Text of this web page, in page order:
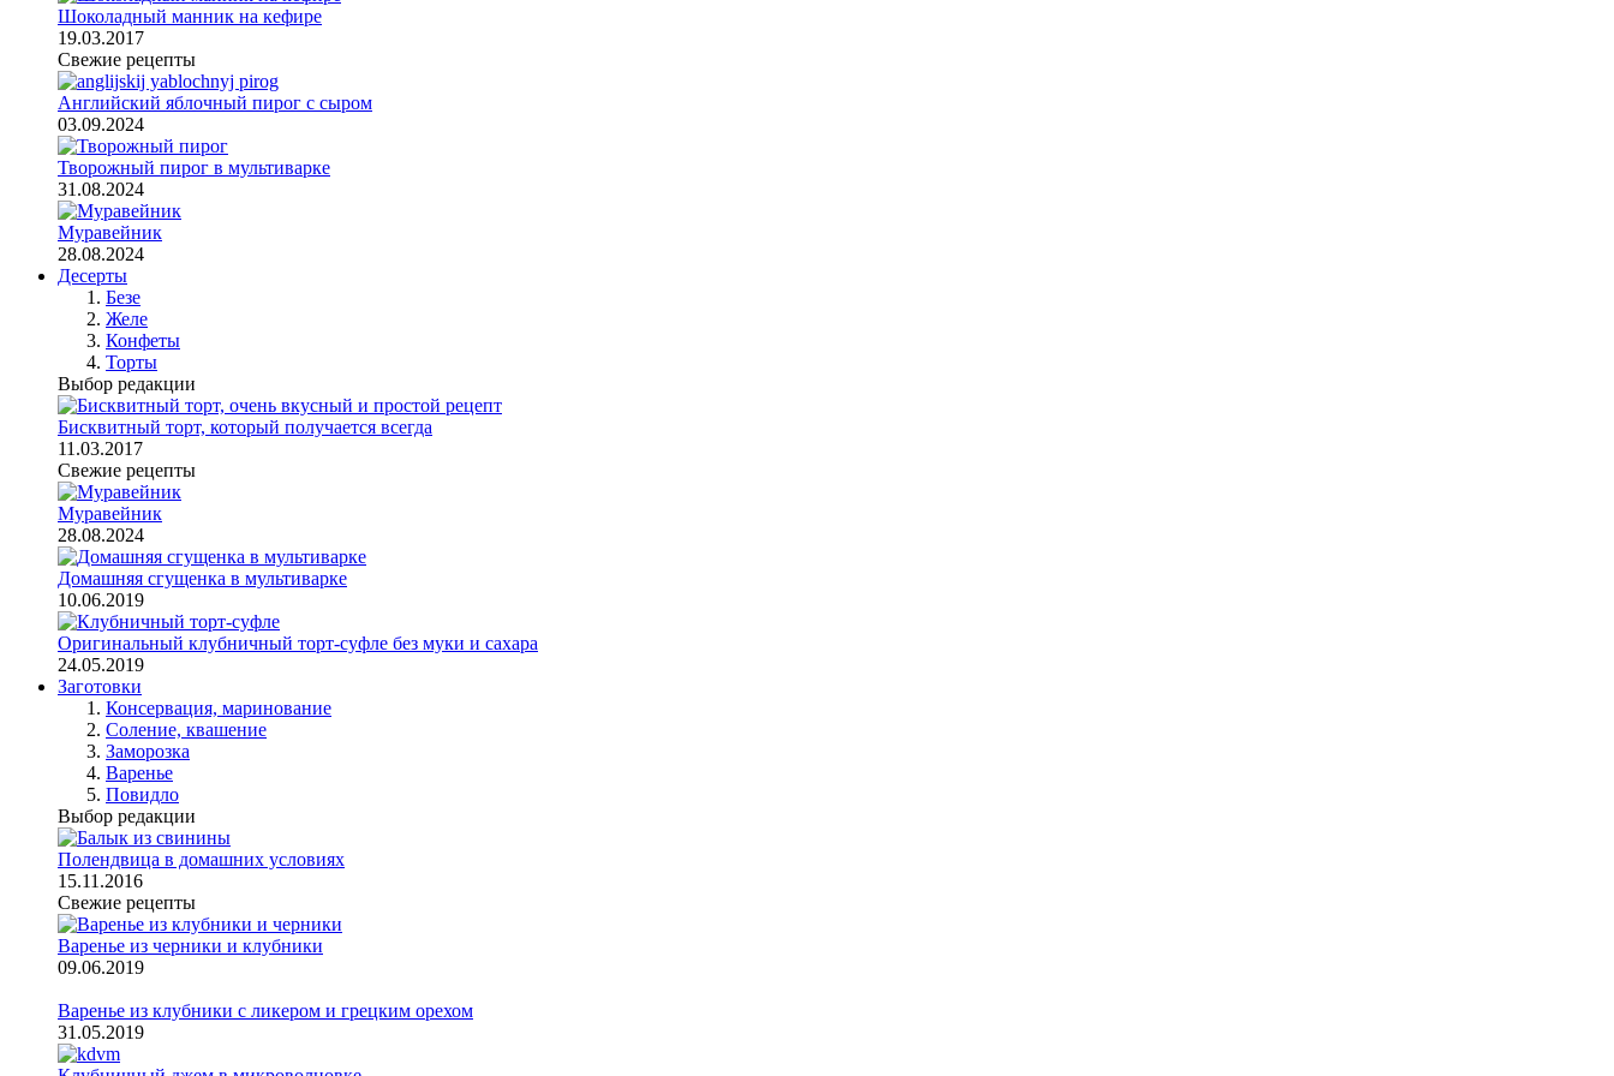
Шоколадный манник на кефире
19.03.2017
Свежие рецепты
Английский яблочный пирог с сыром
03.09.2024
Творожный пирог в мультиварке
31.08.2024
Муравейник
28.08.2024
Десерты
Безе
Желе
Конфеты
Торты
Выбор редакции
Бисквитный торт, который получается всегда
11.03.2017
Свежие рецепты
Муравейник
28.08.2024
Домашняя сгущенка в мультиварке
10.06.2019
Оригинальный клубничный торт-суфле без муки и сахара
24.05.2019
Заготовки
Консервация, маринование
Соление, квашение
Заморозка
Варенье
Повидло
Выбор редакции
Полендвица в домашних условиях
15.11.2016
Свежие рецепты
Варенье из черники и клубники
09.06.2019
Варенье из клубники с ликером и грецким орехом
31.05.2019